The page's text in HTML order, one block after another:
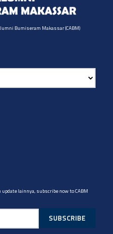
Bumiseram Makassar (CABM)
lainnya, subscribe now to CABM